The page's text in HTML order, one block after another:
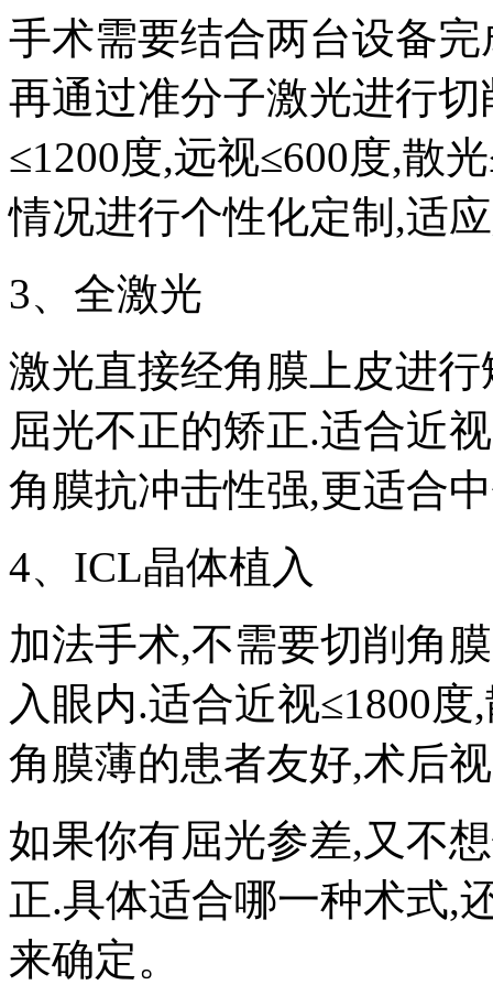
手术需要结合两台设备
再通过准分子激光进行
≤1200度,远视≤600度,散
情况进行个性化定制,适
3、全激光
激光直接经角膜上皮进
屈光不正的矫正.适合近
角膜抗冲击性强,更适合
4、ICL晶体植入
加法手术,不需要切削角
入眼内.适合近视≤1800
角膜薄的患者友好,术后
如果你有屈光参差,又不
正.具体适合哪一种术式,
来确定。